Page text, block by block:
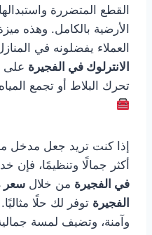
القطع المتضررة
الأرضية بالكامل. وهذه
العملاء يفضلونه في
الانترلوك في الفجيرة على
تحرك البلاط أو تجمع
إذا كنت تريد جعل مدخل
أكثر جمالًا وتنظيمًا، فإن
في الفجيرة من خلال سعر
الفجيرة توفر لك حلًا
وآمنة، وتضيف لمسة